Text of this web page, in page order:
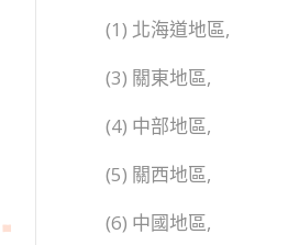
(1) 北海道地區,
(3) 關東地區,
(4) 中部地區,
(5) 關西地區,
(6) 中國地區,